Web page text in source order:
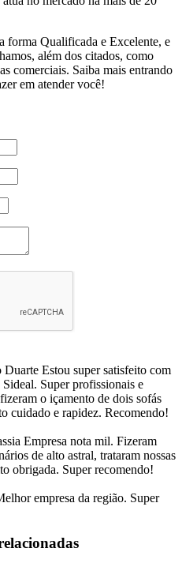
forma Qualificada e Excelente, e
além dos citados, como
comerciais. Saiba mais entrando
em atender você!
Duarte Estou super satisfeito com
Super profissionais e
o içamento de dois sofás
cuidado e rapidez. Recomendo!
Empresa nota mil. Fizeram
de alto astral, trataram nossas
obrigada. Super recomendo!
empresa da região. Super